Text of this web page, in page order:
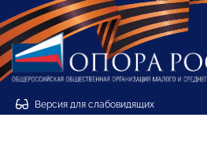
Версия для слабовидящих